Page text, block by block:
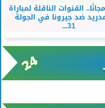
القنوات الناقلة لمباراة
ضد جيرونا في الجولة
31...